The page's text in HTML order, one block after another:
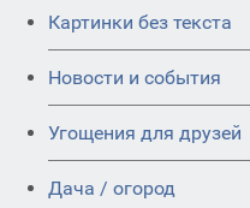
Картинки без текста
Новости и события
Угощения для друзей
Дача / огород